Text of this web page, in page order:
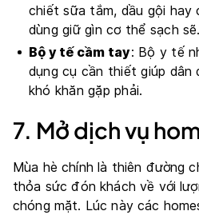
chiết sữa tắm, dầu gội hay
dùng giữ gìn cơ thể sạch sẽ.
Bộ y tế cầm tay: Bộ y tế
dụng cụ cần thiết giúp dân
khó khăn gặp phải.
7. Mở dịch vụ
Mùa hè chính là thiên đường
thỏa sức đón khách về với
chóng mặt. Lúc này các